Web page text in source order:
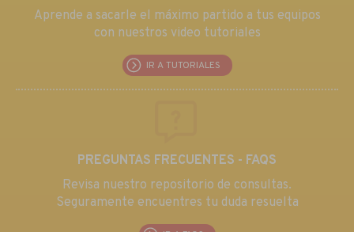
Aprende a sacarle el máximo partido a tus equipos
con nuestros video tutoriales
IR A TUTORIALES
PREGUNTAS FRECUENTES - FAQS
Revisa nuestro repositorio de consultas.
Seguramente encuentres tu duda resuelta